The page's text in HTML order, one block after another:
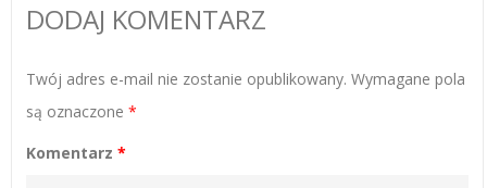
DODAJ KOMENTARZ
Twój adres e-mail nie zostanie opublikowany. Wymagane pola
są oznaczone *
Komentarz *